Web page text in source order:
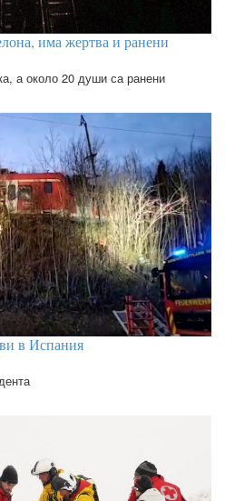
има жертва и ранени
а около 20 души са ранени
в Испания